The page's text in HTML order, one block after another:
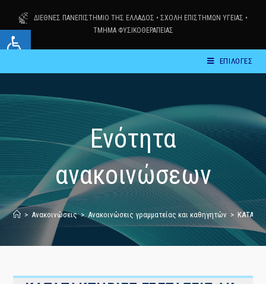
Ανοίξτε τη γραμμή εργαλείων
content
ΔΙΕΘΝΕΣ ΠΑΝΕΠΙΣΤΗΜΙΟ ΤΗΣ ΕΛΛΑΔΟΣ • ΣΧΟΛΗ ΕΠΙΣΤΗΜΩΝ ΥΓΕΙΑΣ •
ΤΜΗΜΑ ΦΥΣΙΚΟΘΕΡΑΠΕΙΑΣ
ΕΠΙΛΟΓΕΣ
Ενότητα
ανακοινώσεων
> Ανακοινώσεις > Ανακοινώσεις γραμματείας και καθηγητών >